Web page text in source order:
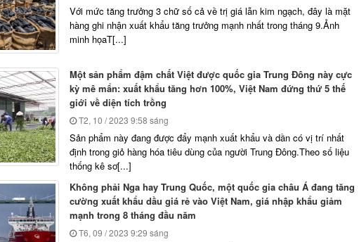
Với mức tăng trưởng 3 chữ số cả về trị giá lẫn kim ngạch, đây là mặt
hàng ghi nhận xuất khẩu tăng trưởng mạnh nhất trong tháng 9.Ảnh
minh họaT[...]
Một sản phẩm đậm chất Việt được quốc gia Trung Đông này cực
kỳ mê mẩn: xuất khẩu tăng hơn 100%, Việt Nam đứng thứ 5 thế
giới về diện tích trồng
T2, 10 / 2023 9:58 sáng
Sản phẩm này đang được đẩy mạnh xuất khẩu và dần có vị trí nhất
định trong giỏ hàng hóa tiêu dùng của người Trung Đông.Theo số liệu
thống kê sơ[...]
Không phải Nga hay Trung Quốc, một quốc gia châu Á đang tăng
cường xuất khẩu dầu giá rẻ vào Việt Nam, giá nhập khẩu giảm
mạnh trong 8 tháng đầu năm
T6, 09 / 2023 9:29 sáng